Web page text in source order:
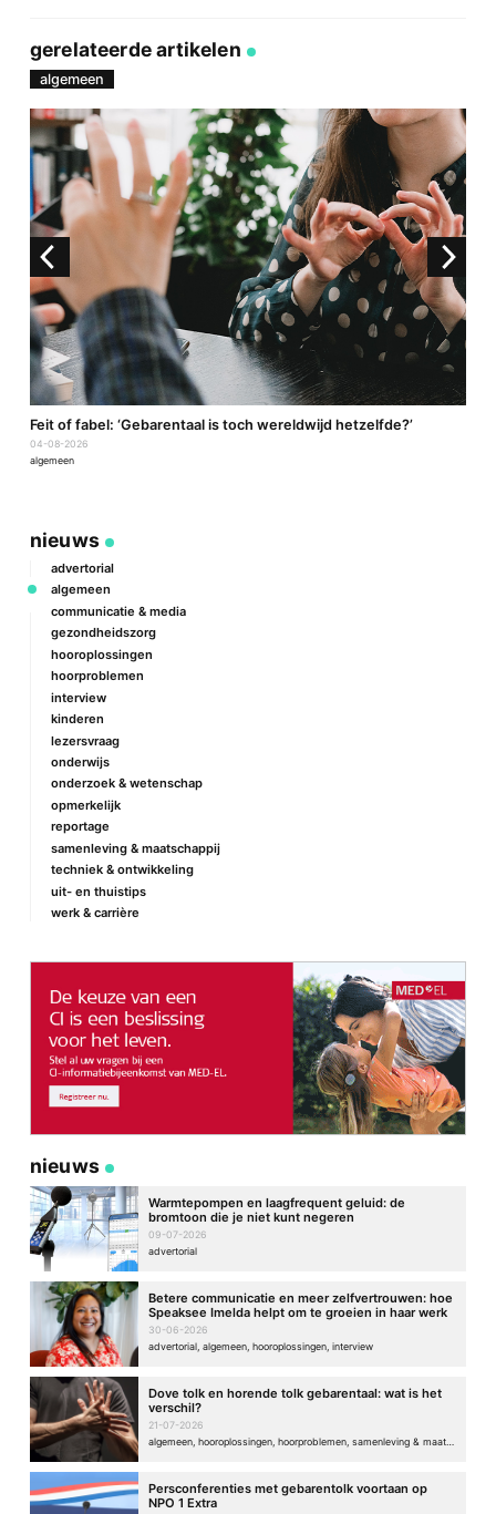
gerelateerde artikelen
algemeen
Feit of fabel: ‘Gebarentaal is toch wereldwijd hetzelfde?’
04-08-2026
algemeen
nieuws
advertorial
algemeen
communicatie & media
gezondheidszorg
hooroplossingen
hoorproblemen
interview
kinderen
lezersvraag
onderwijs
onderzoek & wetenschap
opmerkelijk
reportage
samenleving & maatschappij
techniek & ontwikkeling
uit- en thuistips
werk & carrière
nieuws
Warmtepompen en laagfrequent geluid: de
bromtoon die je niet kunt negeren
09-07-2026
advertorial
Betere communicatie en meer zelfvertrouwen: hoe
Speaksee Imelda helpt om te groeien in haar werk
30-06-2026
advertorial, algemeen, hooroplossingen, interview
Dove tolk en horende tolk gebarentaal: wat is het
verschil?
21-07-2026
Persconferenties met gebarentolk voortaan op
NPO 1 Extra